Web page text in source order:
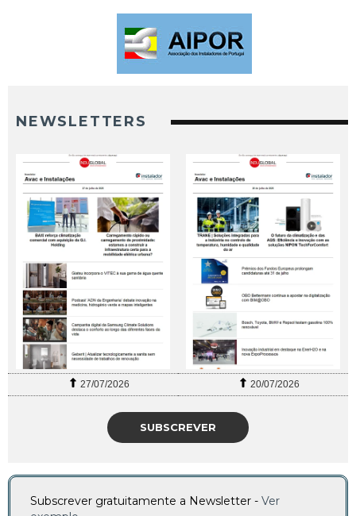
NEWSLETTERS
27/07/2026 20/07/2026
SUBSCREVER
Subscrever gratuitamente a Newsletter - Ver